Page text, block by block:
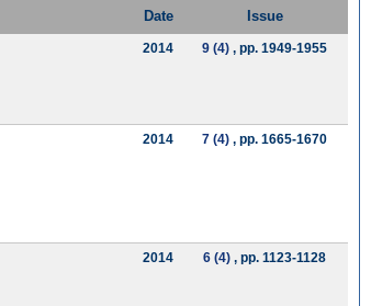
Date Issue
2014 9 (4) , pp. 1949-1955
2014 7 (4) , pp. 1665-1670
2014 6 (4) , pp. 1123-1128